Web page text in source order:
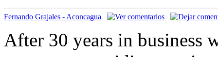
Fernando Grajales - Aconcagua
After 30 years in business